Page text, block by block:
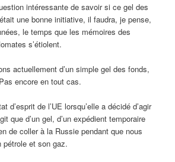
intéressante de savoir si ce gel des
une bonne initiative, il faudra, je pense,
le temps que les mémoires des
s’étiolent.
actuellement d’un simple gel des fonds,
encore en tout cas.
d’esprit de l’UE lorsqu’elle a décidé d’agir
que d’un gel, d’un expédient temporaire
de coller à la Russie pendant que nous
pétrole et son gaz.